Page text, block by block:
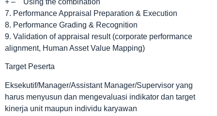
+ – Using the combination
7. Performance Appraisal Preparation & Execution
8. Performance Grading & Recognition
9. Validation of appraisal result (corporate performance
alignment, Human Asset Value Mapping)
Target Peserta
Eksekutif/Manager/Assistant Manager/Supervisor yang
harus menyusun dan mengevaluasi indikator dan target
kinerja unit maupun individu karyawan